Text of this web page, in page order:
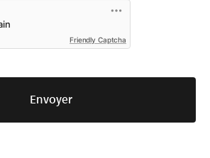
Friendly Captcha
Envoyer